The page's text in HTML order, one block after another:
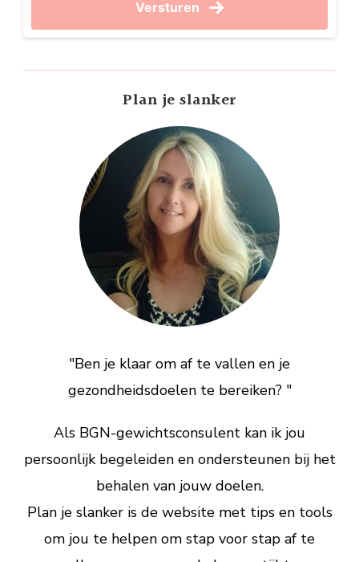
Versturen
Plan je slanker
"Ben je klaar om af te vallen en je
gezondheidsdoelen te bereiken? "
Als BGN-gewichtsconsulent kan ik jou
persoonlijk begeleiden en ondersteunen bij het
behalen van jouw doelen.
Plan je slanker is de website met tips en tools
om jou te helpen om stap voor stap af te